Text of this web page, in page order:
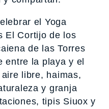
el Yoga
El Cortijo de los
de las Torres
entre la playa y el
libre, haimas,
y granja
tipis Siuox y